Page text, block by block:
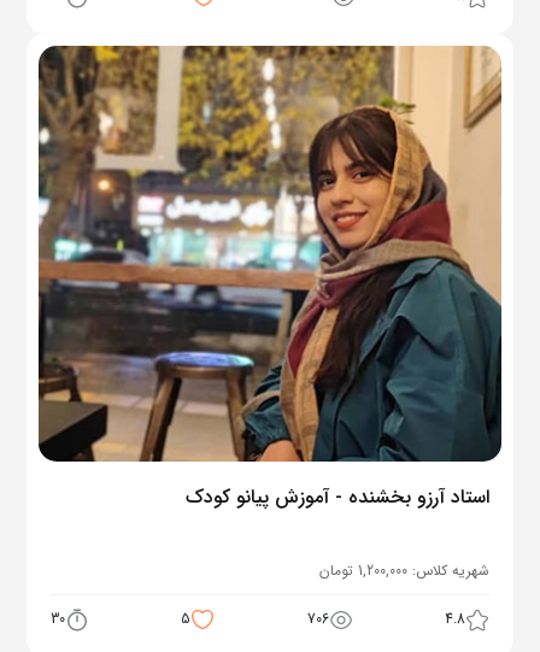
استاد آرزو بخشنده - آموزش پیانو کودک
شهریه کلاس: 1,200,000 تومان
4.8
706
5
30